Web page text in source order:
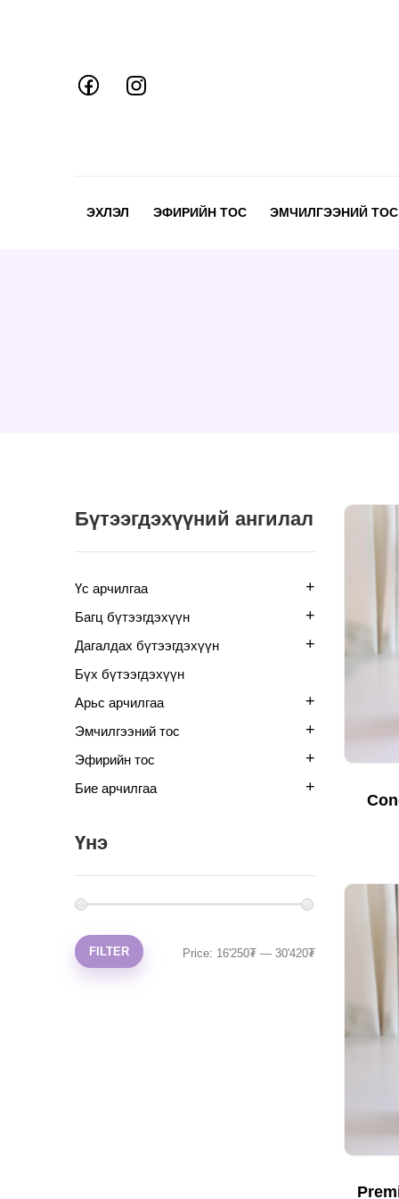
ЭХЛЭЛ ЭФИРИЙН ТОС ЭМЧИЛГЭЭНИЙ ТОС
Бүтээгдэхүүний ангилал
Үс арчилгаа +
Багц бүтээгдэхүүн +
Дагалдах бүтээгдэхүүн +
Бүх бүтээгдэхүүн
Арьс арчилгаа
+
Эмчилгээний тос +
Эфирийн тос +
Бие арчилгаа +
Үнэ
FILTER Price: 16'250₮ — 30'420₮